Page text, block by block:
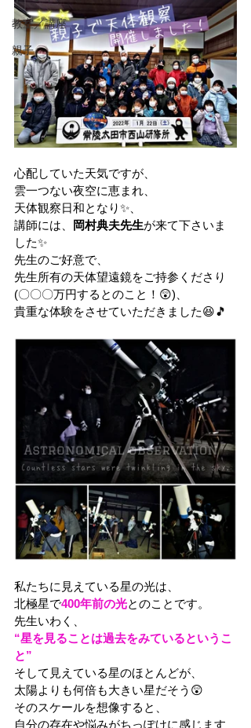
教室／講座
親子
心配していた天気ですが、
雲一つない夜空に恵まれ、
天体観察日和となり✨、
講師には、
岡村典夫先生が来て下さいま
した✨
先生のご好意で、
先生所有の天体望遠鏡をご持参くださり
(〇〇〇万円するとのこと！😲)、
貴重な体験をさせていただきました😆🎵
私たちに見えている星の光は、
北極星で400年前の光とのことです。
先生いわく、
“星を見ることは過去をみているというこ
と”
そして見えている星のほとんどが、
太陽よりも何倍も大きい星だそう😲
そのスケールを想像すると、
自分の存在や悩みがちっぽけに感じます